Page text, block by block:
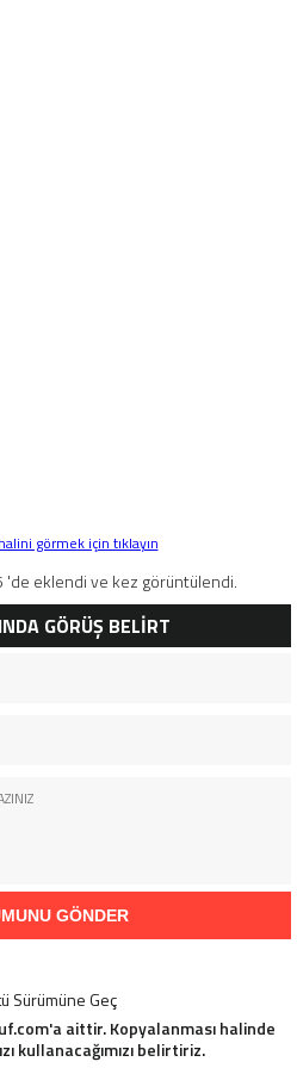
görmek için tıklayın
'de eklendi ve kez görüntülendi.
GÖRÜŞ BELİRT
GÖNDER
Sürümüne Geç
aittir. Kopyalanması halinde
kullanacağımızı belirtiriz.